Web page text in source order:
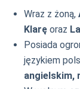
Wraz z żoną,
Klarę oraz
Posiada
językiem
angielskim,